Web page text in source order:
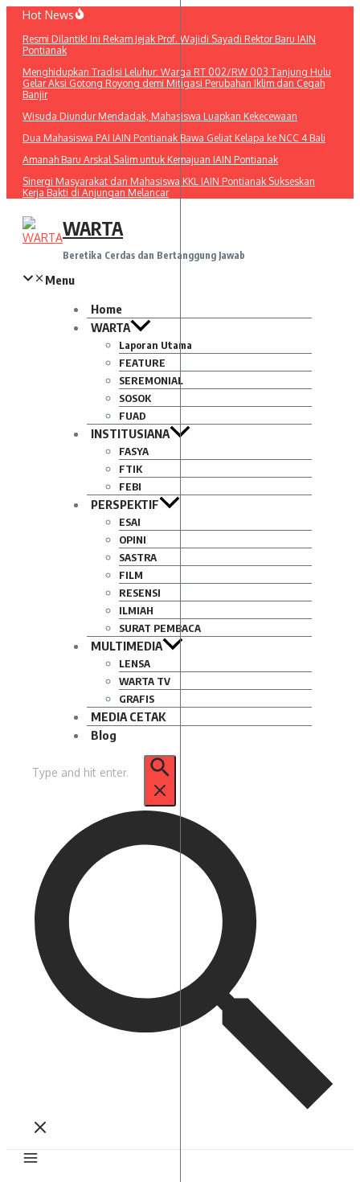
Lewati
konten
Hot News
Resmi Dilantik! Ini Rekam Jejak Prof. Wajidi Sayadi Rektor Baru IAIN
Pontianak
Menghidupkan Tradisi Leluhur: Warga RT 002/RW 003 Tanjung Hulu
Gelar Aksi Gotong Royong demi Mitigasi Perubahan Iklim dan Cegah
Banjir
Wisuda Diundur Mendadak, Mahasiswa Luapkan Kekecewaan
Dua Mahasiswa PAI IAIN Pontianak Bawa Geliat Kelapa ke NCC 4 Bali
Amanah Baru Arskal Salim untuk Kemajuan IAIN Pontianak
Sinergi Masyarakat dan Mahasiswa KKL IAIN Pontianak Sukseskan
Kerja Bakti di Anjungan Melancar
WARTA
Beretika Cerdas dan Bertanggung Jawab
Menu
Home
WARTA
Laporan Utama
FEATURE
SEREMONIAL
SOSOK
FUAD
INSTITUSIANA
FASYA
FTIK
FEBI
PERSPEKTIF
ESAI
OPINI
SASTRA
FILM
RESENSI
ILMIAH
SURAT PEMBACA
MULTIMEDIA
LENSA
WARTA TV
GRAFIS
MEDIA CETAK
Blog
untuk: